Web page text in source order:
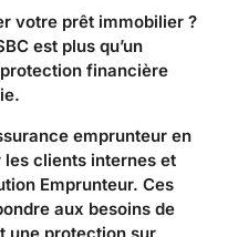
votre prêt immobilier ?
est plus qu’un
financière
emprunteur en
clients internes et
Emprunteur. Ces
aux besoins de